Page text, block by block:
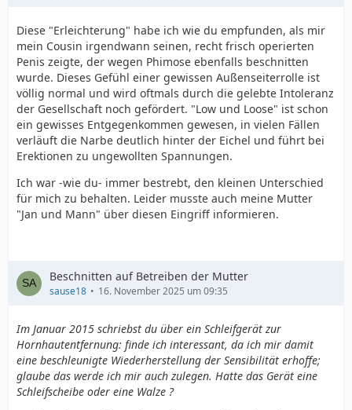
Diese "Erleichterung" habe ich wie du empfunden, als mir
mein Cousin irgendwann seinen, recht frisch operierten
Penis zeigte, der wegen Phimose ebenfalls beschnitten
wurde. Dieses Gefühl einer gewissen Außenseiterrolle ist
völlig normal und wird oftmals durch die gelebte Intoleranz
der Gesellschaft noch gefördert. "Low und Loose" ist schon
ein gewisses Entgegenkommen gewesen, in vielen Fällen
verläuft die Narbe deutlich hinter der Eichel und führt bei
Erektionen zu ungewollten Spannungen.
Ich war -wie du- immer bestrebt, den kleinen Unterschied
für mich zu behalten. Leider musste auch meine Mutter
"Jan und Mann" über diesen Eingriff informieren.
Beschnitten auf Betreiben der Mutter
sause18 16. November 2025 um 09:35
Im Januar 2015 schriebst du über ein Schleifgerät zur
Hornhautentfernung: finde ich interessant, da ich mir damit
eine beschleunigte Wiederherstellung der Sensibilität erhoffe;
glaube das werde ich mir auch zulegen. Hatte das Gerät eine
Schleifscheibe oder eine Walze ?